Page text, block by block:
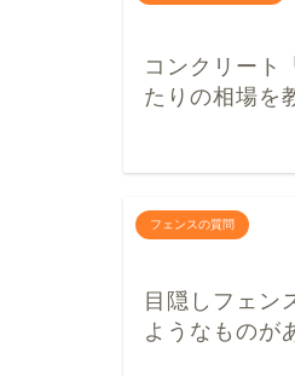
コンクリート
たりの相場を
フェンスの質問
目隠しフェン
ようなものが